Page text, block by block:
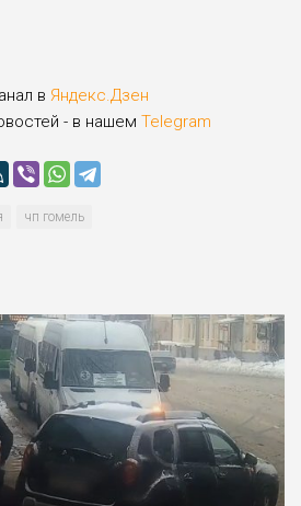
в Яндекс.Дзен
- в нашем Telegram
чп гомель